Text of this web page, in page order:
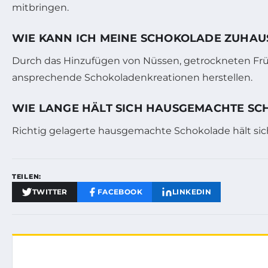
mitbringen.
WIE KANN ICH MEINE SCHOKOLADE
Durch das Hinzufügen von Nüssen, getrockneten
ansprechende Schokoladenkreationen herstellen.
WIE LANGE HÄLT SICH HAUSGEMACHTE
Richtig gelagerte hausgemachte Schokolade hält
TEILEN:
TWITTER FACEBOOK LINKEDIN